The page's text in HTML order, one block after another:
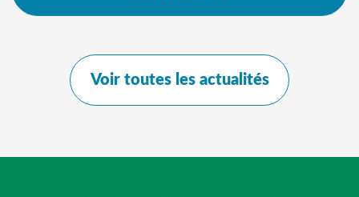
Voir toutes les actualités